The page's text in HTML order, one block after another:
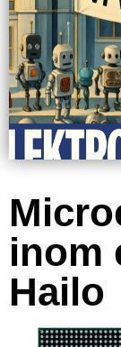
inom
Hailo